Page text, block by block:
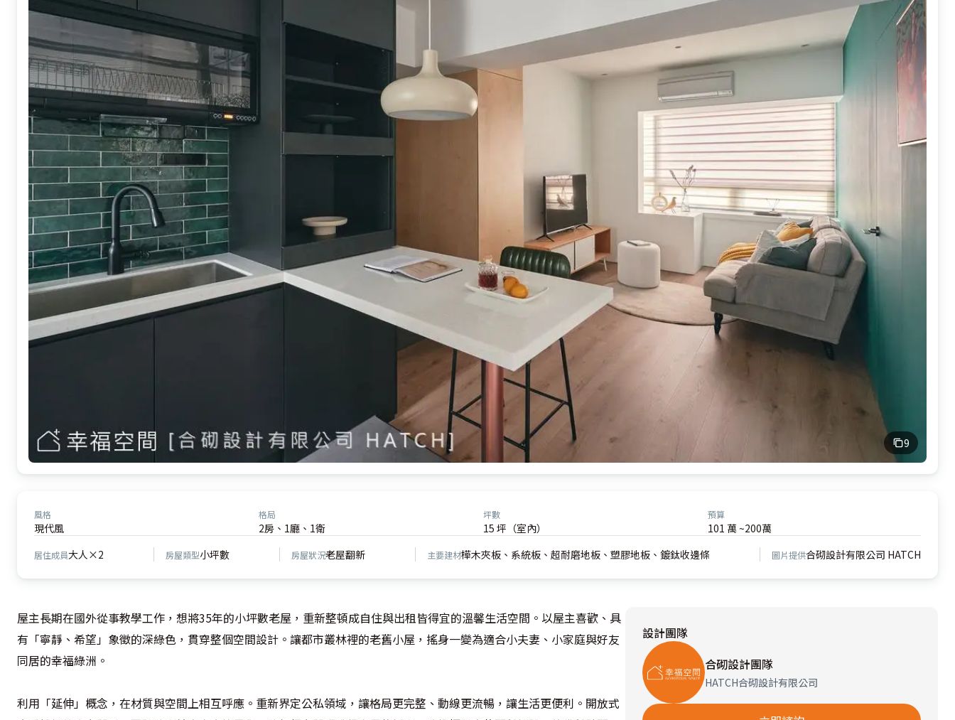
9
風格
現代風
格局
2房、1廳、1衛
坪數
15 坪（室內）
預算
101 萬 ~200萬
居住成員大人×2 房屋類型小坪數 房屋狀況老屋翻新 主要建材樺木夾板、系統板、超耐磨地板、塑膠地板、鍍鈦收邊條 圖片提供合砌設計有限公司 HATCH
屋主長期在國外從事教學工作，想將35年的小坪數老屋，重新整頓成自住與出租皆得宜的溫馨生活空間。以屋主喜歡、具
有「寧靜、希望」象徵的深綠色，貫穿整個空間設計。讓都市叢林裡的老舊小屋，搖身一變為適合小夫妻、小家庭與好友
同居的幸福綠洲。
利用「延伸」概念，在材質與空間上相互呼應。重新界定公私領域，讓格局更完整、動線更流暢，讓生活更便利。開放式
設計團隊
合砌設計團隊
HATCH合砌設計有限公司